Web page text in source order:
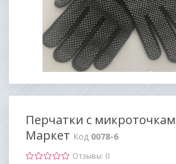
Перчатки с
Маркет Код 0078-6
Отзывы: 0